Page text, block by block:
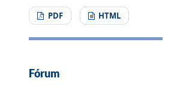
PDF HTML
Fórum